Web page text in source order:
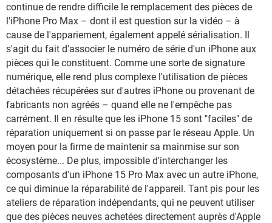
continue de rendre difficile le remplacement des pièces de
l'iPhone Pro Max – dont il est question sur la vidéo – à
cause de l'appariement, également appelé sérialisation. Il
s'agit du fait d'associer le numéro de série d'un iPhone aux
pièces qui le constituent. Comme une sorte de signature
numérique, elle rend plus complexe l'utilisation de pièces
détachées récupérées sur d'autres iPhone ou provenant de
fabricants non agréés – quand elle ne l'empêche pas
carrément. Il en résulte que les iPhone 15 sont "faciles" de
réparation uniquement si on passe par le réseau Apple. Un
moyen pour la firme de maintenir sa mainmise sur son
écosystème... De plus, impossible d'interchanger les
composants d'un iPhone 15 Pro Max avec un autre iPhone,
ce qui diminue la réparabilité de l'appareil. Tant pis pour les
ateliers de réparation indépendants, qui ne peuvent utiliser
que des pièces neuves achetées directement auprès d'Apple